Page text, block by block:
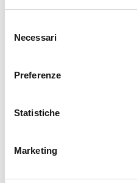
delNecessari
Preferenze
Statistiche
Marketing